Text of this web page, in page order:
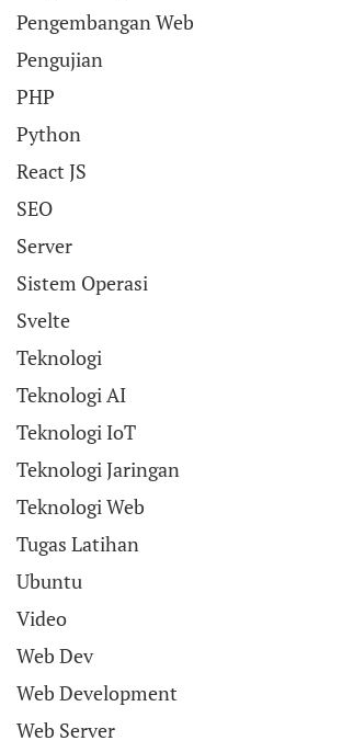
Pengembangan Web
Pengujian
PHP
Python
React JS
SEO
Server
Sistem Operasi
Svelte
Teknologi
Teknologi AI
Teknologi IoT
Teknologi Jaringan
Teknologi Web
Tugas Latihan
Ubuntu
Video
Web Dev
Web Development
Web Server